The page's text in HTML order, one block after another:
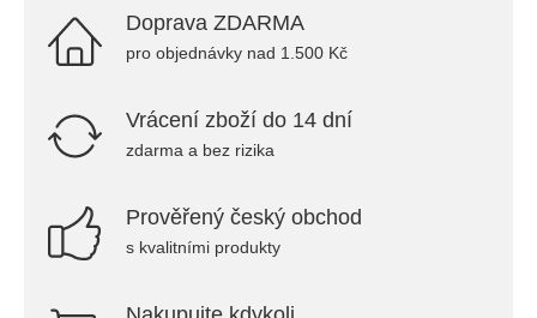
Doprava ZDARMA
pro objednávky nad 1.500 Kč
Vrácení zboží do 14 dní
zdarma a bez rizika
Prověřený český obchod
s kvalitními produkty